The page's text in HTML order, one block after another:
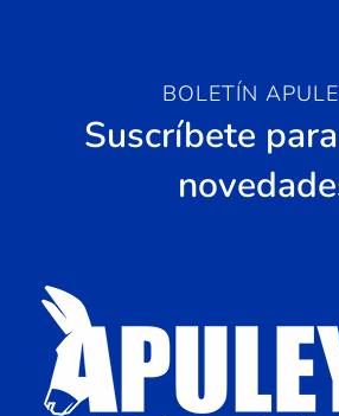
BOLETÍN
Suscríbete